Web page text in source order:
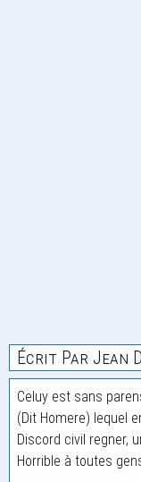
Écrit Par Jean
Celuy est sans
(Dit Homere) lequel
Discord civil regner,
Horrible à toutes